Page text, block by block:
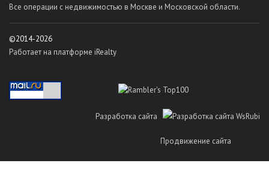
Все операции с недвижимостью в Москве и Московской области.
©2014-2026
Работает на платформе iRealty
Разработка сайта
Продвижение сайта